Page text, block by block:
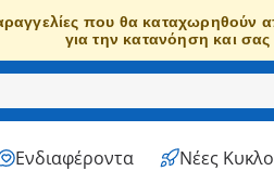
που θα καταχωρηθούν
για την κατανόηση και
Ενδιαφέροντα Νέες